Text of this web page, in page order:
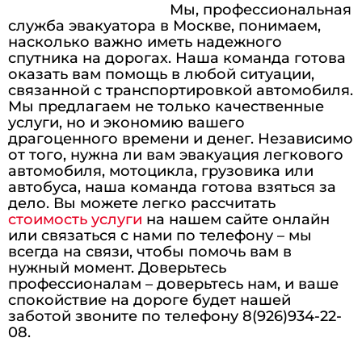
Мы, профессиональная
служба эвакуатора в Москве, понимаем,
насколько важно иметь надежного
спутника на дорогах. Наша команда готова
оказать вам помощь в любой ситуации,
связанной с транспортировкой автомобиля.
Мы предлагаем не только качественные
услуги, но и экономию вашего
драгоценного времени и денег. Независимо
от того, нужна ли вам эвакуация легкового
автомобиля, мотоцикла, грузовика или
автобуса, наша команда готова взяться за
дело. Вы можете легко рассчитать
стоимость услуги на нашем сайте онлайн
или связаться с нами по телефону – мы
всегда на связи, чтобы помочь вам в
нужный момент. Доверьтесь
профессионалам – доверьтесь нам, и ваше
спокойствие на дороге будет нашей
заботой звоните по телефону 8(926)934-22-
08.